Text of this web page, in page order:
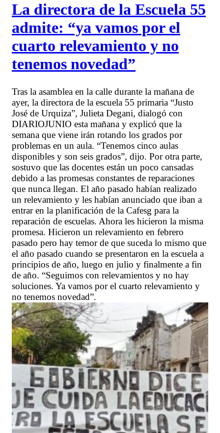
La directora de la Escuela 55
admite: “ya vamos por el
cuarto relevamiento y no
tenemos novedad”
Tras la asamblea en la calle durante la mañana de
ayer, la directora de la escuela 55 primaria “Justo
José de Urquiza”, Julieta Degani, dialogó con
DIARIOJUNIO esta mañana y explicó que la
semana que viene irán rotando los grados por
problemas en un aula. “Tenemos cinco aulas
disponibles y son seis grados”, dijo. Por otra parte,
sostuvo que las docentes están un poco cansadas
debido a las promesas constantes de reparaciones
que nunca llegan. El año pasado habían realizado
un relevamiento y les habían anunciado que iban a
entrar en la planificación de la Cafesg para la
reparación de escuelas. Ahora les hicieron la misma
promesa. Hicieron un relevamiento en febrero
pasado pero hay temor de que suceda lo mismo que
el año pasado cuando se presentaron en la escuela a
principios de año, luego en julio y finalmente a fin
de año. “Seguimos con relevamientos y no hay
soluciones. Ya vamos por el cuarto relevamiento y
no tenemos novedad”.